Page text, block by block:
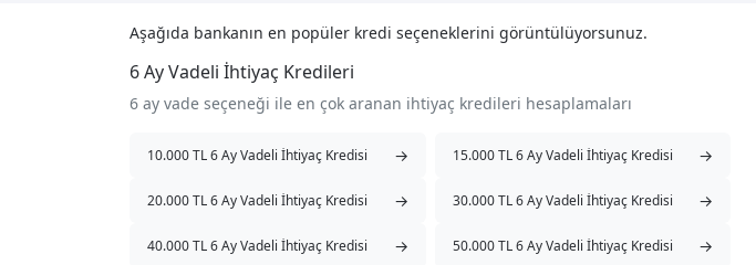
Aşağıda bankanın en popüler kredi seçeneklerini görüntülüyorsunuz.
6 Ay Vadeli İhtiyaç Kredileri
6 ay vade seçeneği ile en çok aranan ihtiyaç kredileri hesaplamaları
10.000 TL 6 Ay Vadeli İhtiyaç Kredisi → 15.000 TL 6 Ay Vadeli İhtiyaç Kredisi →
20.000 TL 6 Ay Vadeli İhtiyaç Kredisi → 30.000 TL 6 Ay Vadeli İhtiyaç Kredisi →
40.000 TL 6 Ay Vadeli İhtiyaç Kredisi → 50.000 TL 6 Ay Vadeli İhtiyaç Kredisi →